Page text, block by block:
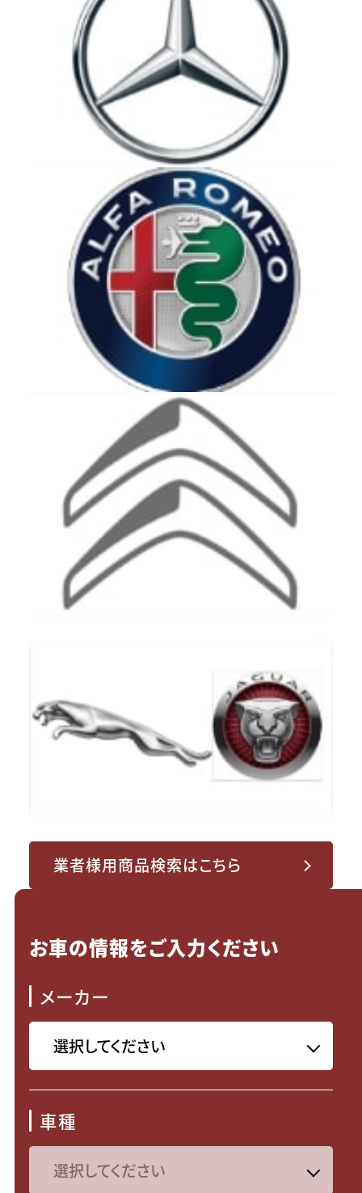
業者様用商品検索はこちら
お車の情報をご入力ください
メーカー
車種